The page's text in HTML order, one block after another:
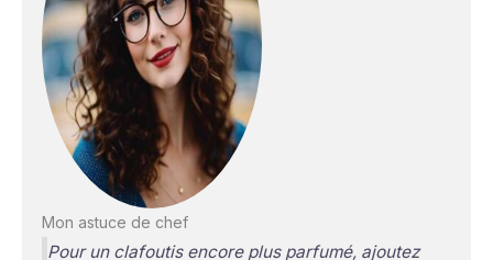
Mon astuce de chef
Pour un clafoutis encore plus parfumé, ajoutez